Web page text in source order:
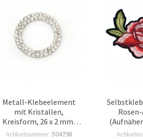
Metall-Klebeelement
mit Kristallen,
Kreisform, 26 x 2 mm,
Loch Ø 17 mm,
Artikelnummer: 504798